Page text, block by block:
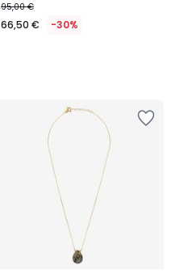
95,00 €
66,50 € -30%